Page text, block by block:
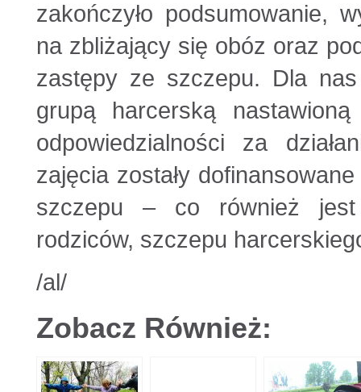
zakończyło podsumowanie,
na zbliżający się obóz oraz
zastępy ze szczepu. Dla nas
grupą harcerską
odpowiedzialności za
zajęcia zostały
szczepu – co również jest
rodziców, szczepu
/al/
Zobacz Również: